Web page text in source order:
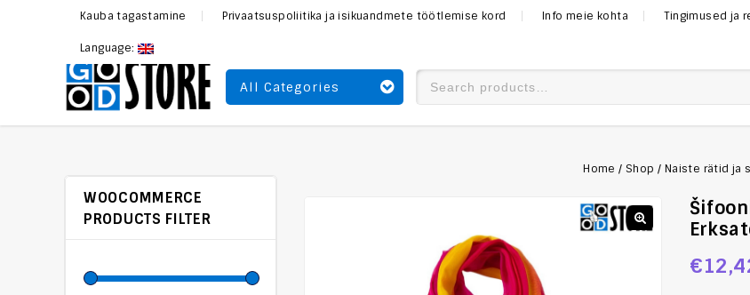
Kauba tagastamine Privaatsuspoliitika ja isikuandmete töötlemise kord Info meie kohta Tingimused ja
Language:
All Categories
Home / Shop / Naiste rätid ja
€
WOOCOMMERCE
PRODUCTS FILTER